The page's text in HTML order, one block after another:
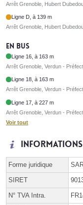
Arrêt Grenoble, Hubert
Ligne D, à 139 m
Arrêt Grenoble, Hubert
En bus
Ligne 16, à 163 m
Arrêt Grenoble, Verdun -
Ligne 18, à 163 m
Arrêt Grenoble, Verdun -
Ligne 17, à 227 m
Arrêt Grenoble, Verdun -
Voir tout
Informations
Forme juridique
SIRET
N° TVA Intra.